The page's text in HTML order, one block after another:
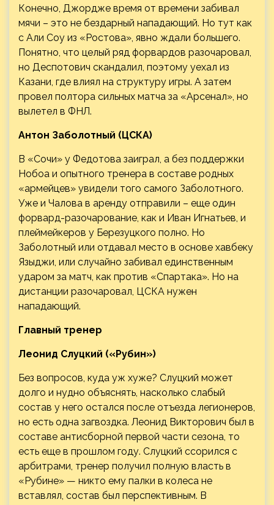
Конечно, Джордже время от времени забивал
мячи – это не бездарный нападающий. Но тут как
с Али Соу из «Ростова», явно ждали большего.
Понятно, что целый ряд форвардов разочаровал,
но Деспотович скандалил, поэтому уехал из
Казани, где влиял на структуру игры. А затем
провел полтора сильных матча за «Арсенал», но
вылетел в ФНЛ.
Антон Заболотный (ЦСКА)
В «Сочи» у Федотова заиграл, а без поддержки
Нобоа и опытного тренера в составе родных
«армейцев» увидели того самого Заболотного.
Уже и Чалова в аренду отправили – еще один
форвард-разочарование, как и Иван Игнатьев, и
плеймейкеров у Березуцкого полно. Но
Заболотный или отдавал место в основе хавбеку
Языджи, или случайно забивал единственным
ударом за матч, как против «Спартака». Но на
дистанции разочаровал, ЦСКА нужен
нападающий.
Главный тренер
Леонид Слуцкий («Рубин»)
Без вопросов, куда уж хуже? Слуцкий может
долго и нудно объяснять, насколько слабый
состав у него остался после отъезда легионеров,
но есть одна загвоздка. Леонид Викторович был в
составе антисборной первой части сезона, то
есть еще в прошлом году. Слуцкий ссорился с
арбитрами, тренер получил полную власть в
«Рубине» — никто ему палки в колеса не
вставлял, состав был перспективным. В